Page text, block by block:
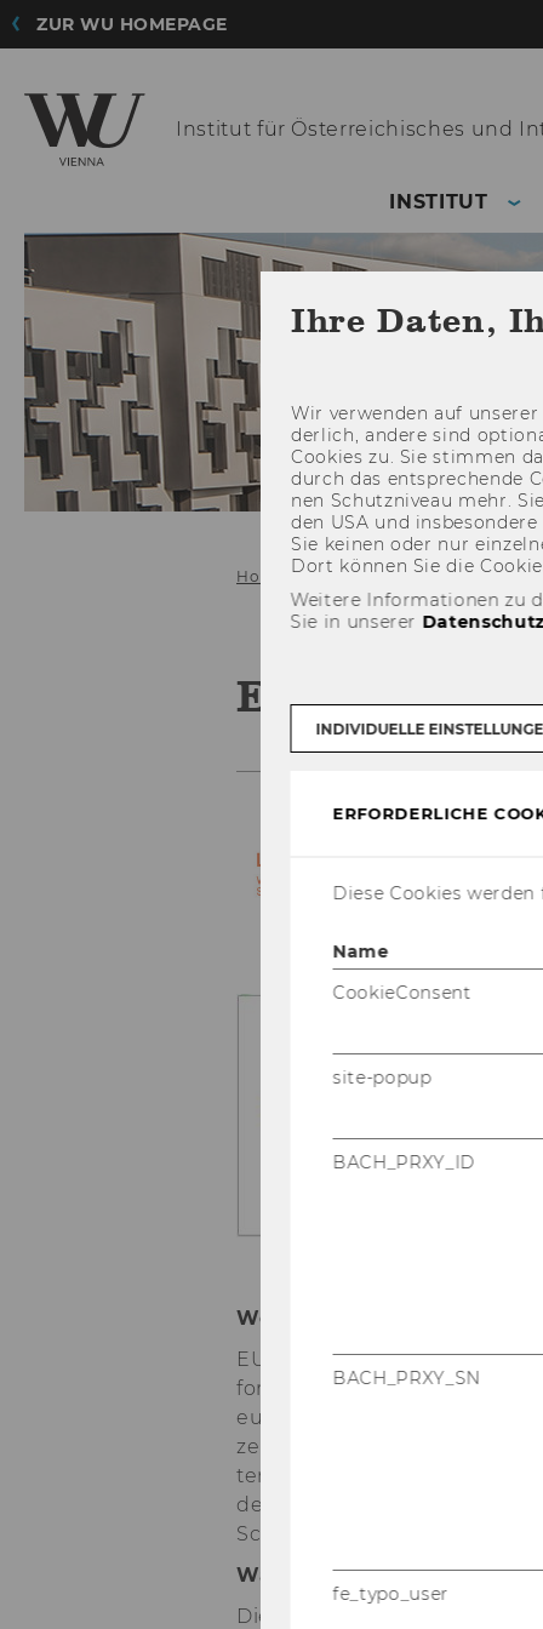
ZUR WU HOMEPAGE
Institut für Österreichisches und
INSTITUT
Home Lehre Eucotax
EUCOTAX-
Worum geht es bei
EU­CO­TAX (Eu­ropean
form zur För­de­rung der
eu­ro­päi­schen und
zehn Uni­ver­si­tä­ten in
ten in einem in­ter­na­tio­na­len
des Steu­er­rechts und der
Schwer­punkt.
Was ist das Er­geb­nis
Die Teil­neh­mer*innen
Ihre Daten,
Wir ver­wen­den auf
der­lich, an­de­re sind
Coo­kies zu. Sie stim­men
durch das ent­spre­chen­de
nen Schutz­ni­veau mehr.
den USA und
Sie kei­nen oder nur
Dort kön­nen Sie die
Weitere Informationen zu
Sie in unserer
INDIVIDUELLE
ERFORDERLICHE
Diese Cookies
Name
CookieConsent
site-popup
BACH_PRXY_ID
BACH_PRXY_SN
fe_typo_user